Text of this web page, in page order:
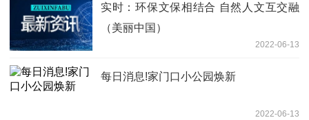
实时：环保文保相结合 自然人文互交融
（美丽中国）
2022-06-13
每日消息!家门口小公园焕新
2022-06-13